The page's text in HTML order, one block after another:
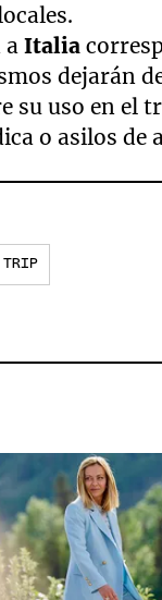
a Italia
dejarán
su uso en el
o asilos de
TRIP